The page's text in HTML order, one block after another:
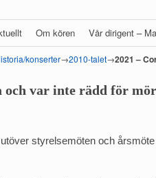
Om kören Vår dirigent –
konserter→2010-talet→2021 –
och var inte rädd för
styrelsemöten och